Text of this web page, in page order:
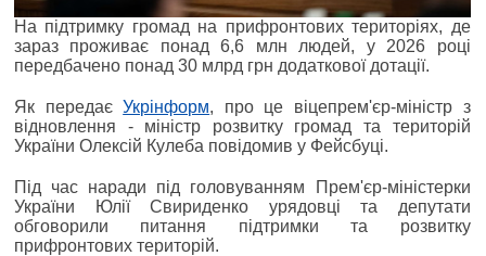
На підтримку громад на прифронтових територіях, де
зараз проживає понад 6,6 млн людей, у 2026 році
передбачено понад 30 млрд грн додаткової дотації.
Як передаєУкрінформ, про це віцепрем'єр-міністр з
відновлення - міністр розвитку громад та територій
України Олексій Кулеба повідомив у Фейсбуці.
Під час наради під головуванням Прем'єр-міністерки
України Юлії Свириденко урядовці та депутати
обговорили питання підтримки та розвитку
прифронтових територій.